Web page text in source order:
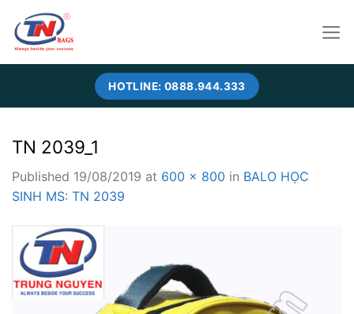
content
HOTLINE: 0888.944.333
TN 2039_1
Published 19/08/2019 at 600 × 800 in BALO HỌC
SINH MS: TN 2039